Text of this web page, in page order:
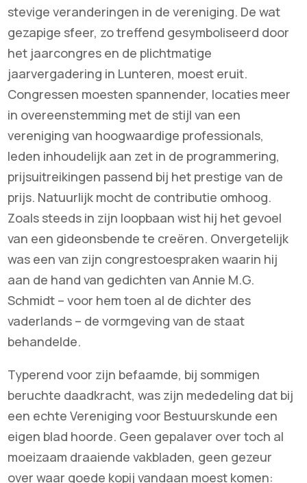
stevige veranderingen in de vereniging. De wat
gezapige sfeer, zo treffend gesymboliseerd door
het jaarcongres en de plichtmatige
jaarvergadering in Lunteren, moest eruit.
Congressen moesten spannender, locaties meer
in overeenstemming met de stijl van een
vereniging van hoogwaardige professionals,
leden inhoudelijk aan zet in de programmering,
prijsuitreikingen passend bij het prestige van de
prijs. Natuurlijk mocht de contributie omhoog.
Zoals steeds in zijn loopbaan wist hij het gevoel
van een gideonsbende te creëren. Onvergetelijk
was een van zijn congrestoespraken waarin hij
aan de hand van gedichten van Annie M.G.
Schmidt – voor hem toen al de dichter des
vaderlands – de vormgeving van de staat
behandelde.
Typerend voor zijn befaamde, bij sommigen
beruchte daadkracht, was zijn mededeling dat bij
een echte Vereniging voor Bestuurskunde een
eigen blad hoorde. Geen gepalaver over toch al
moeizaam draaiende vakbladen, geen gezeur
over waar goede kopij vandaan moest komen: